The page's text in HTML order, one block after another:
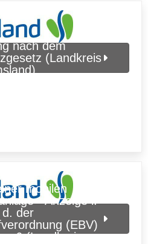
nach dem
(Landkreis
mobilen
- Anzeige i.
d. der
(EBV)
6 (Landkreis